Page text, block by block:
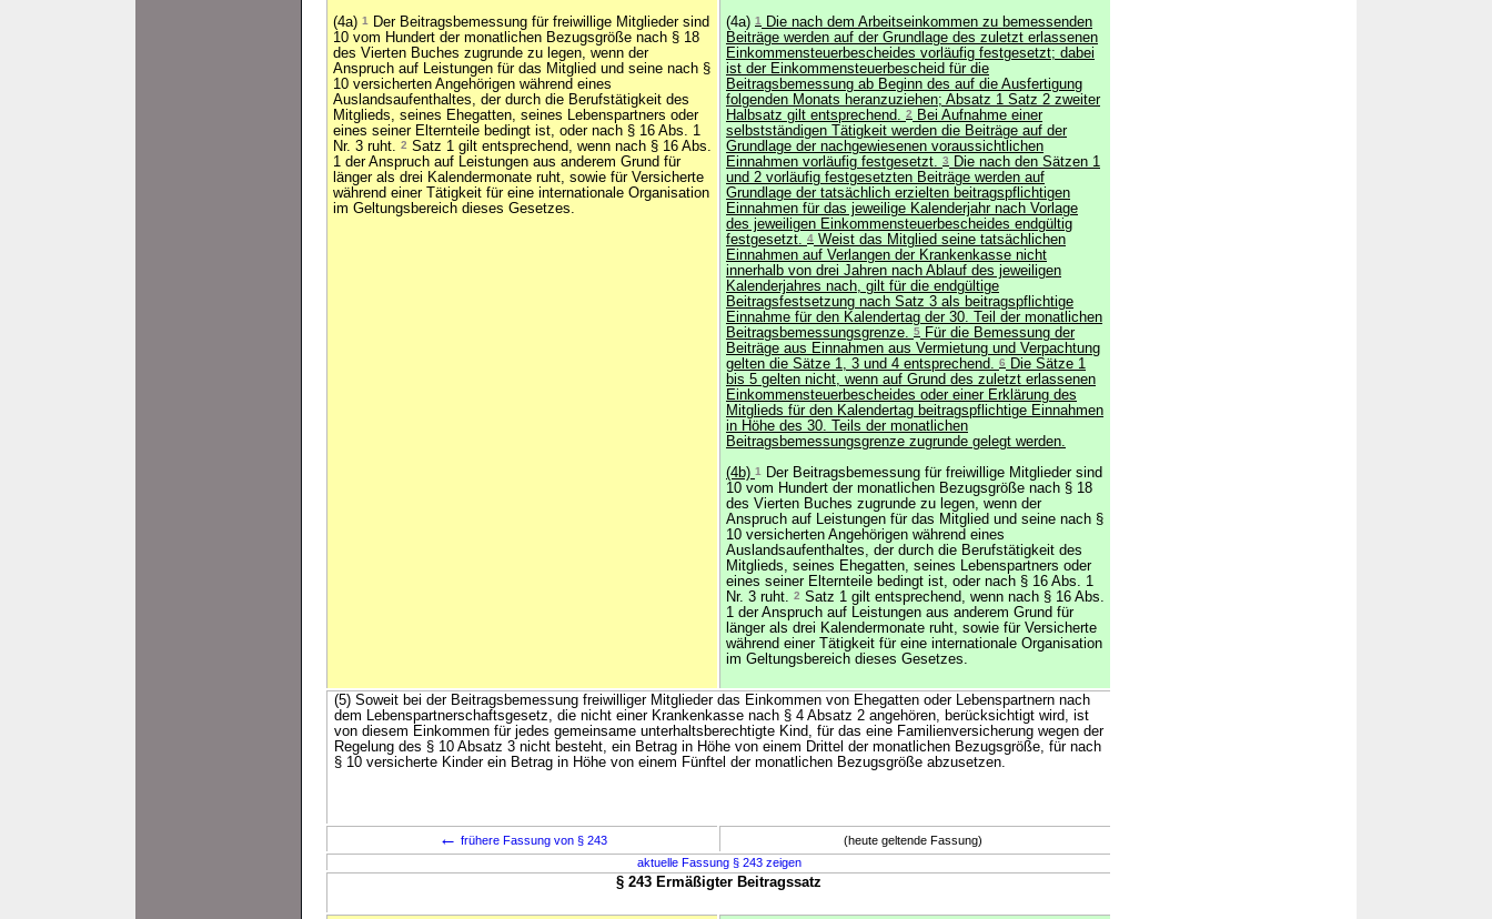
(4a) 1
Der Beitragsbemessung für freiwillige Mitglieder sind
10 vom Hundert der monatlichen Bezugsgröße nach § 18
des Vierten Buches zugrunde zu legen, wenn der
Anspruch auf Leistungen für das Mitglied und seine nach §
10 versicherten Angehörigen während eines
Auslandsaufenthaltes, der durch die Berufstätigkeit des
Mitglieds, seines Ehegatten, seines Lebenspartners oder
eines seiner Elternteile bedingt ist, oder nach § 16 Abs. 1
Nr. 3 ruht. 2 Satz 1 gilt entsprechend, wenn nach § 16 Abs.
1 der Anspruch auf Leistungen aus anderem Grund für
länger als drei Kalendermonate ruht, sowie für Versicherte
während einer Tätigkeit für eine internationale Organisation
im Geltungsbereich dieses Gesetzes.
(4a) 1
Die nach dem Arbeitseinkommen zu bemessenden
Beiträge werden auf der Grundlage des zuletzt erlassenen
Einkommensteuerbescheides vorläufig festgesetzt; dabei
ist der Einkommensteuerbescheid für die
Beitragsbemessung ab Beginn des auf die Ausfertigung
folgenden Monats heranzuziehen; Absatz 1 Satz 2 zweiter
Halbsatz gilt entsprechend. 2
Bei Aufnahme einer
selbstständigen Tätigkeit werden die Beiträge auf der
Grundlage der nachgewiesenen voraussichtlichen
Einnahmen vorläufig festgesetzt. 3
Die nach den Sätzen 1
und 2 vorläufig festgesetzten Beiträge werden auf
Grundlage der tatsächlich erzielten beitragspflichtigen
Einnahmen für das jeweilige Kalenderjahr nach Vorlage
des jeweiligen Einkommensteuerbescheides endgültig
festgesetzt. 4 Weist das Mitglied seine tatsächlichen
Einnahmen auf Verlangen der Krankenkasse nicht
innerhalb von drei Jahren nach Ablauf des jeweiligen
Kalenderjahres nach, gilt für die endgültige
Beitragsfestsetzung nach Satz 3 als beitragspflichtige
Einnahme für den Kalendertag der 30. Teil der monatlichen
Beitragsbemessungsgrenze. 5 Für die Bemessung der
Beiträge aus Einnahmen aus Vermietung und Verpachtung
gelten die Sätze 1, 3 und 4 entsprechend. 6
Die Sätze 1
bis 5 gelten nicht, wenn auf Grund des zuletzt erlassenen
Einkommensteuerbescheides oder einer Erklärung des
Mitglieds für den Kalendertag beitragspflichtige Einnahmen
in Höhe des 30. Teils der monatlichen
Beitragsbemessungsgrenze zugrunde gelegt werden.
(4b) 1
Der Beitragsbemessung für freiwillige Mitglieder sind
10 vom Hundert der monatlichen Bezugsgröße nach § 18
des Vierten Buches zugrunde zu legen, wenn der
Anspruch auf Leistungen für das Mitglied und seine nach §
10 versicherten Angehörigen während eines
Auslandsaufenthaltes, der durch die Berufstätigkeit des
Mitglieds, seines Ehegatten, seines Lebenspartners oder
eines seiner Elternteile bedingt ist, oder nach § 16 Abs. 1
Nr. 3 ruht. 2 Satz 1 gilt entsprechend, wenn nach § 16 Abs.
1 der Anspruch auf Leistungen aus anderem Grund für
länger als drei Kalendermonate ruht, sowie für Versicherte
während einer Tätigkeit für eine internationale Organisation
im Geltungsbereich dieses Gesetzes.
(5) Soweit bei der Beitragsbemessung freiwilliger Mitglieder das Einkommen von Ehegatten oder Lebenspartnern nach
dem Lebenspartnerschaftsgesetz, die nicht einer Krankenkasse nach § 4 Absatz 2 angehören, berücksichtigt wird, ist
von diesem Einkommen für jedes gemeinsame unterhaltsberechtigte Kind, für das eine Familienversicherung wegen der
Regelung des § 10 Absatz 3 nicht besteht, ein Betrag in Höhe von einem Drittel der monatlichen Bezugsgröße, für nach
§ 10 versicherte Kinder ein Betrag in Höhe von einem Fünftel der monatlichen Bezugsgröße abzusetzen.
← frühere Fassung von § 243
(heute geltende Fassung)
aktuelle Fassung § 243 zeigen
§ 243 Ermäßigter Beitragssatz